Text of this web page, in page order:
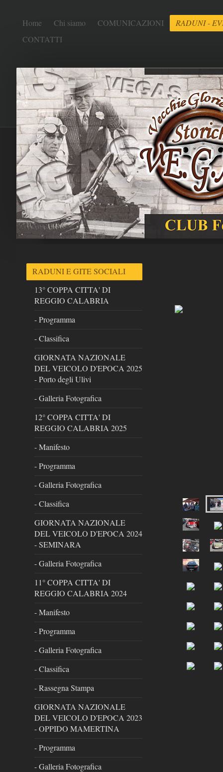
Home Chi siamo COMUNICAZIONI
RADUNI -
CONTATTI
RADUNI E GITE SOCIALI
13° COPPA CITTA' DI
REGGIO CALABRIA
- Programma
- Classifica
GIORNATA NAZIONALE
DEL VEICOLO D'EPOCA 2025
- Porto degli Ulivi
- Galleria Fotografica
12° COPPA CITTA' DI
REGGIO CALABRIA 2025
- Manifesto
- Programma
- Galleria Fotografica
- Classifica
GIORNATA NAZIONALE
DEL VEICOLO D'EPOCA 2024
- SEMINARA
- Galleria Fotografica
11° COPPA CITTA' DI
REGGIO CALABRIA 2024
- Manifesto
- Programma
- Galleria Fotografica
- Classifica
- Rassegna Stampa
GIORNATA NAZIONALE
DEL VEICOLO D'EPOCA 2023
- OPPIDO MAMERTINA
- Programma
- Galleria Fotografica